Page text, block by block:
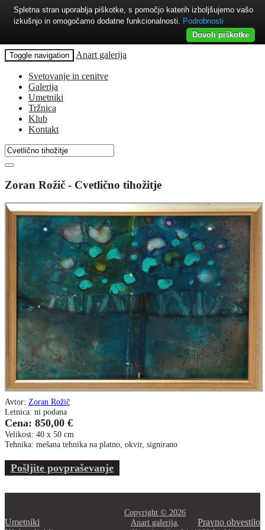
Toggle navigation Anart galerija
Svetovanje in cenitve
Galerija
Umetniki
Tržnica
Klub
Kontakt
Zoran Rožič - Cvetlično tihožitje
Avtor: Zoran Rožič
Letnica: ni podana
Cena: 850,00 €
Velikost: 40 x 50 cm
Tehnika: mešana tehnika na platno, okvir, signirano
Pošljite povpraševanje
Umetniki
Pravno obvestilo
Copyright © 2026
Anart galerija,
Spletna stran uporablja piškotke, s pomočjo katerih izboljšujemo vašo
izkušnjo in omogočamo dodatne funkcionalnosti. Podrobnosti
Dovoli piškotke